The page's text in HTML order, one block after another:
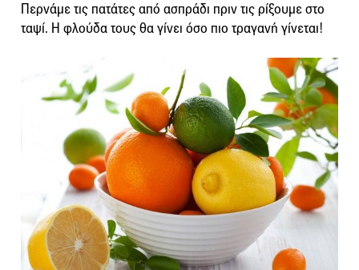
Περνάμε τις πατάτες από ασπράδι πριν τις ρίξουμε στο
ταψί. Η φλούδα τους θα γίνει όσο πιο τραγανή γίνεται!